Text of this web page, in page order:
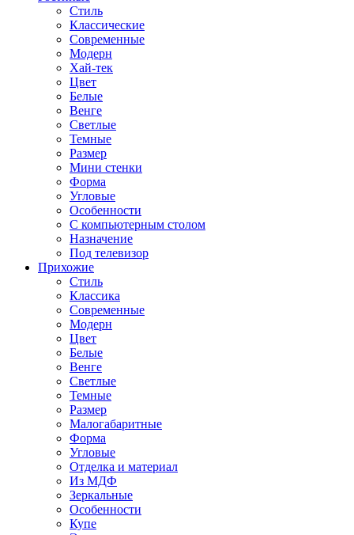
Стиль
Классические
Современные
Модерн
Хай-тек
Цвет
Белые
Венге
Светлые
Темные
Размер
Мини стенки
Форма
Угловые
Особенности
С компьютерным столом
Назначение
Под телевизор
Прихожие
Стиль
Классика
Современные
Модерн
Цвет
Белые
Венге
Светлые
Темные
Размер
Малогабаритные
Форма
Угловые
Отделка и материал
Из МДФ
Зеркальные
Особенности
Купе